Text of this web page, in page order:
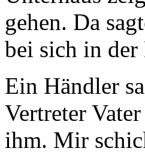
gehen. Da
bei sich in der
Ein Händler
Vertreter
ihm. Mir